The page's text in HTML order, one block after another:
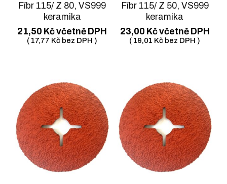
Fíbr 115/ Z 80, VS999
keramika
21,50 Kčvčetně DPH
( 17,77 Kč bez DPH )
Fíbr 115/ Z 50, VS999
keramika
23,00 Kčvčetně DPH
( 19,01 Kč bez DPH )